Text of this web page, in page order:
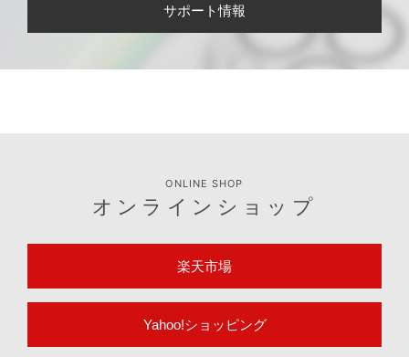
サポート情報
ONLINE SHOP
オンラインショップ
楽天市場
Yahoo!ショッピング